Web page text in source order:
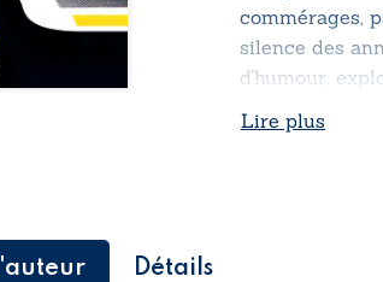
commérages,
silence des
d’humour,
émouvant
Lire plus
Détails